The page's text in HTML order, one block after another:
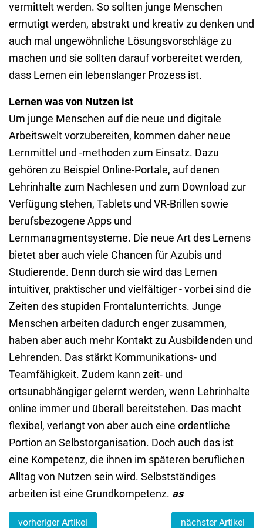
vermittelt werden. So sollten junge Menschen
ermutigt werden, abstrakt und kreativ zu denken und
auch mal ungewöhnliche Lösungsvorschläge zu
machen und sie sollten darauf vorbereitet werden,
dass Lernen ein lebenslanger Prozess ist.
Lernen was von Nutzen ist
Um junge Menschen auf die neue und digitale
Arbeitswelt vorzubereiten, kommen daher neue
Lernmittel und -methoden zum Einsatz. Dazu
gehören zu Beispiel Online-Portale, auf denen
Lehrinhalte zum Nachlesen und zum Download zur
Verfügung stehen, Tablets und VR-Brillen sowie
berufsbezogene Apps und
Lernmanagmentsysteme. Die neue Art des Lernens
bietet aber auch viele Chancen für Azubis und
Studierende. Denn durch sie wird das Lernen
intuitiver, praktischer und vielfältiger - vorbei sind die
Zeiten des stupiden Frontalunterrichts. Junge
Menschen arbeiten dadurch enger zusammen,
haben aber auch mehr Kontakt zu Ausbildenden und
Lehrenden. Das stärkt Kommunikations- und
Teamfähigkeit. Zudem kann zeit- und
ortsunabhängiger gelernt werden, wenn Lehrinhalte
online immer und überall bereitstehen. Das macht
flexibel, verlangt von aber auch eine ordentliche
Portion an Selbstorganisation. Doch auch das ist
eine Kompetenz, die ihnen im späteren beruflichen
Alltag von Nutzen sein wird. Selbstständiges
arbeiten ist eine Grundkompetenz. as
vorheriger Artikel nächster Artikel